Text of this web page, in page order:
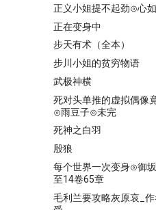
正义小姐提不起劲⊙心
正在变身中
步天有术（全本）
步川小姐的贫穷物语
武极神横
死对头单推的虚拟偶像
⊙雨豆子⊙未完
死神之白羽
殷狼
每个世界一次变身⊙御
至14卷65章
毛利兰要攻略灰原哀_